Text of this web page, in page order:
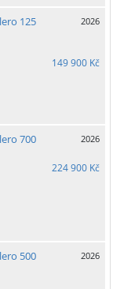
125
2026
149 900 Kč
700
2026
224 900 Kč
500
2026